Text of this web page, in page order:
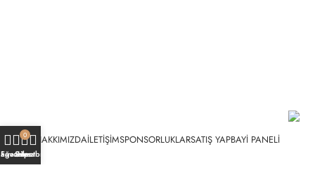
HAKKIMIZDAİLETIŞIMSPONSORLUKLARSATIŞ YAPBAYI PANELI
Favoriler
0
Sepet
Hesabım